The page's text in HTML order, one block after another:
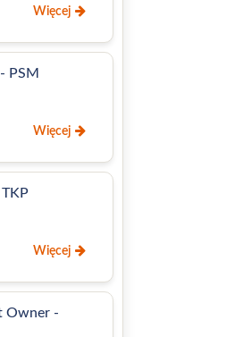
Więcej
PSM
Więcej
Więcej
Owner -